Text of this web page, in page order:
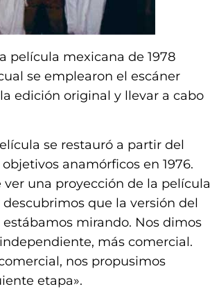
película mexicana de 1978
se emplearon el escáner
edición original y llevar a cabo
se restauró a partir del
anamórficos en 1976.
una proyección de la película
que la versión del
mirando. Nos dimos
más comercial.
nos propusimos
etapa».